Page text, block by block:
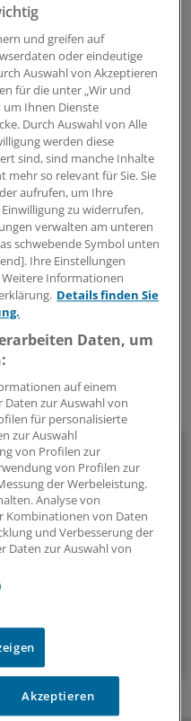
verfolgt, alle
Pflegekammer und
das bayerische Modell
informieren. Das soll
schaffen. "Deshalb
auch die Eckpunkte
transparent und Teil
in Schleswig-
Pflegeberufekammer
0
Sie hinter das tägliche
Mit Analysen,
Themen, die die Agenda
anmelden
und greifen auf
oder eindeutige
Auswahl von Akzeptieren
für die unter „Wir und
Ihnen Dienste
Durch Auswahl von Alle
werden diese
sind, sind manche Inhalte
mehr so relevant für Sie. Sie
aufrufen, um Ihre
zu widerrufen,
verwalten am unteren
schwebende Symbol unten
Ihre Einstellungen
Informationen
Details finden Sie
Daten, um
auf einem
zur Auswahl von
für personalisierte
zur Auswahl
von Profilen zur
von Profilen zur
der Werbeleistung.
Analyse von
Kombinationen von Daten
und Verbesserung der
Daten zur Auswahl von
Akzeptieren